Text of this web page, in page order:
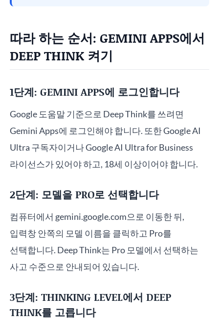
따라 하는 순서: GEMINI APPS에서
DEEP THINK 켜기
1단계: GEMINI APPS에 로그인합니다
Google 도움말 기준으로 Deep Think를 쓰려면
Gemini Apps에 로그인해야 합니다. 또한 Google AI
Ultra 구독자이거나 Google AI Ultra for Business
라이선스가 있어야 하고, 18세 이상이어야 합니다.
2단계: 모델을 PRO로 선택합니다
컴퓨터에서 gemini.google.com으로 이동한 뒤,
입력창 안쪽의 모델 이름을 클릭하고 Pro를
선택합니다. Deep Think는 Pro 모델에서 선택하는
사고 수준으로 안내되어 있습니다.
3단계: THINKING LEVEL에서 DEEP
THINK를 고릅니다